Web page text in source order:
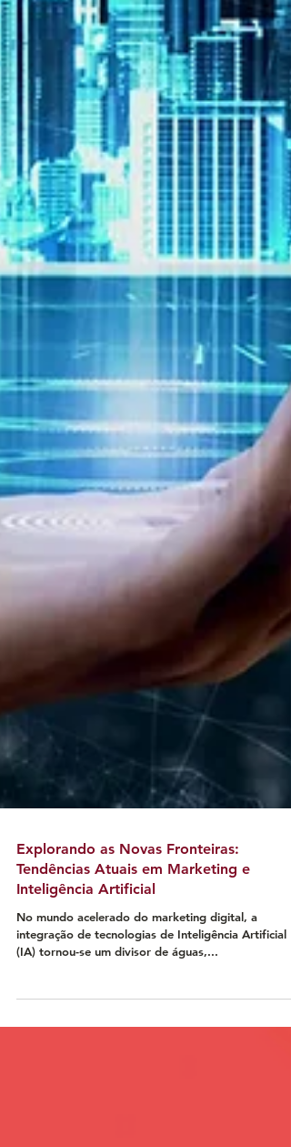
Explorando as Novas Fronteiras:
Tendências Atuais em Marketing e
Inteligência Artificial
(IA) tornou-se um divisor de águas,...